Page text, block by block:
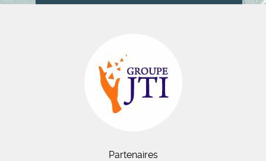
Partenaires